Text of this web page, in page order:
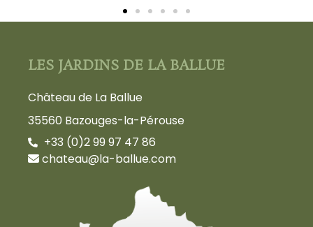
LES JARDINS DE LA BALLUE
Château de La Ballue
35560 Bazouges-la-Pérouse
+33 (0)2 99 97 47 86
chateau@la-ballue.com